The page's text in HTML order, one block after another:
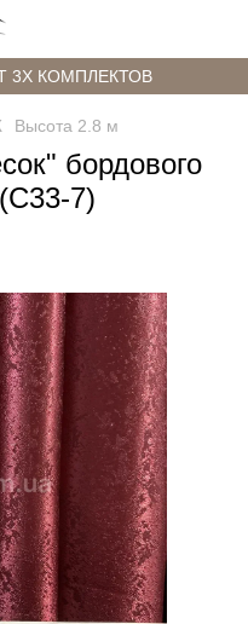
3Х КОМПЛЕКТОВ
Высота 2.8 м
бордового
7)